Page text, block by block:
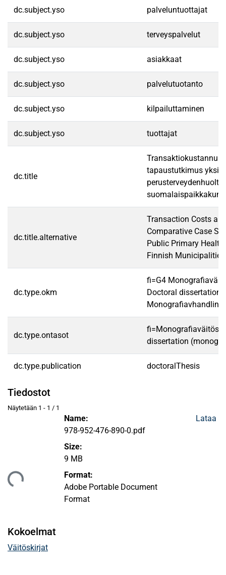
dc.subject.yso palveluntuottajat
dc.subject.yso terveyspalvelut
dc.subject.yso asiakkaat
dc.subject.yso palvelutuotanto
dc.subject.yso kilpailuttaminen
dc.subject.yso tuottajat
dc.title
tapaustutkimus
dc.title.alternative
Transaction Costs
Comparative Case
Public Primary Health
Finnish Municipalities
dc.type.okm
fi=G4
Doctoral dissertation
Monografiavhandling|
dc.type.ontasot
dissertation
dc.type.publication doctoralThesis
Tiedostot
Näytetään 1 - 1 / 1
Ladataan...
Name:
978-952-476-890-0.pdf
Size:
9 MB
Format:
Adobe Portable Document
Format
Lataa
Kokoelmat
Väitöskirjat